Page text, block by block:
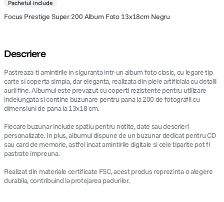
Pachetul include
Focus Prestige Super 200 Album Foto 13x18cm Negru
Descriere
Pastreaza-ti amintirile in siguranta intr-un album foto clasic, cu legare tip
carte si coperta simpla, dar eleganta, realizata din piele artificiala cu detalii
aurii fine. Albumul este prevazut cu coperti rezistente pentru utilizare
indelungata si contine buzunare pentru pana la 200 de fotografii cu
dimensiuni de pana la 13x18 cm.
Fiecare buzunar include spatiu pentru notite, date sau descrieri
personalizate. In plus, albumul dispune de un buzunar dedicat pentru CD
sau card de memorie, astfel incat amintirile digitale si cele tiparite pot fi
pastrate impreuna.
Realizat din materiale certificate FSC, acest produs reprezinta o alegere
durabila, contribuind la protejarea padurilor.